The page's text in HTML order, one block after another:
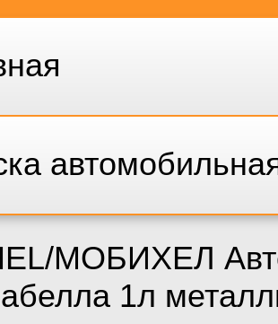
МОБИХЕЛ
1л